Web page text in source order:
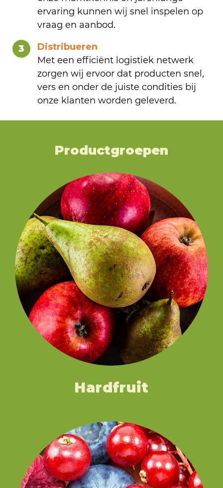
ervaring kunnen wij snel inspelen op
vraag en aanbod.
3
Distribueren
Met een efficiënt logistiek netwerk
zorgen wij ervoor dat producten snel,
vers en onder de juiste condities bij
onze klanten worden geleverd.
Productgroepen
Hardfruit